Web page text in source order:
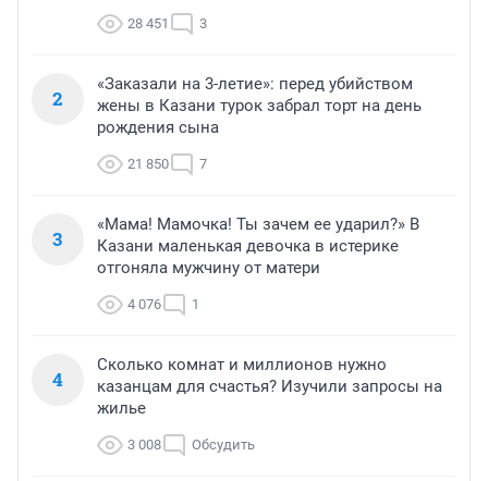
28 451 3
2
«Заказали на 3-летие»: перед убийством
жены в Казани турок забрал торт на день
рождения сына
21 850 7
3
«Мама! Мамочка! Ты зачем ее ударил?» В
Казани маленькая девочка в истерике
отгоняла мужчину от матери
4 076 1
4
Сколько комнат и миллионов нужно
казанцам для счастья? Изучили запросы на
жилье
3 008 Обсудить